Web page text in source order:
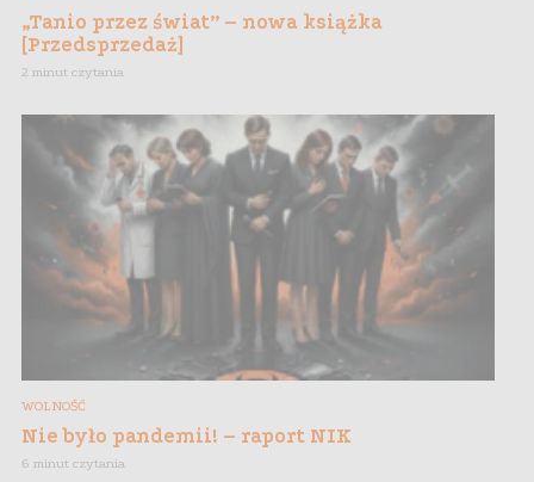
„Tanio przez świat” – nowa książka
[Przedsprzedaż]
2 minut czytania
WOLNOŚĆ
Nie było pandemii! – raport NIK
6 minut czytania